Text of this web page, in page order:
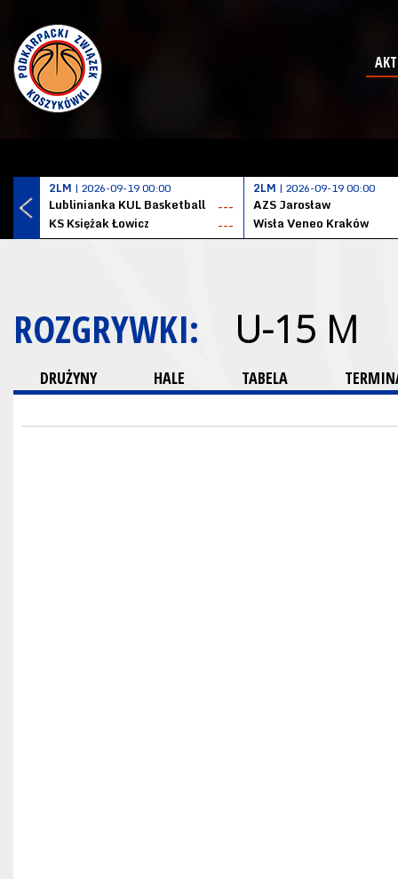
2LM | 2026-09-19 00:00
Lublinianka KUL Basketball
---
KS Księżak Łowicz
---
2LM | 2026-09-19 00:00
AZS Jarosław
Wisła Veneo Kraków
ROZGRYWKI: U-15 M
DRUŻYNY HALE TABELA